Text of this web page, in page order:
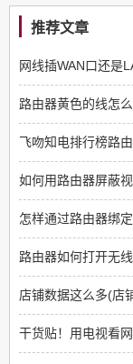
推荐文章
网线插WAN口还是
路由器黄色的线怎
飞吻知电排行榜路
怎样通过路由器绑
路由器如何打开无
店铺数据这么多(店
干货贴！用电视看